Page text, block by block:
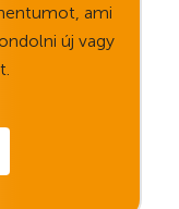
ami
új vagy